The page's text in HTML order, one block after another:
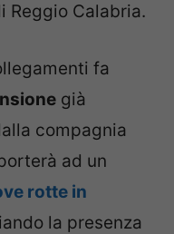
Reggio Calabria.
fa
già
compagnia
ad un
rotte in
la presenza